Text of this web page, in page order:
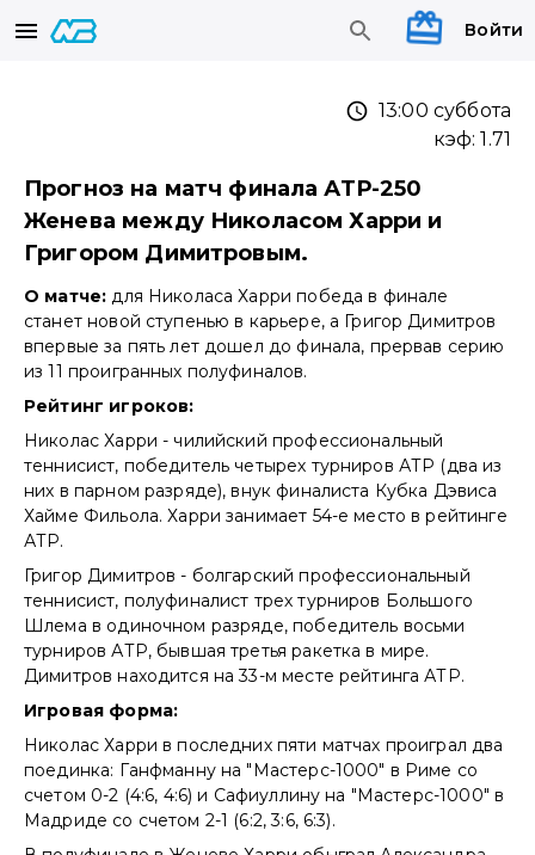
Войти
13:00 суббота
кэф:1.71
Прогноз на матч финала АТР-250
Женева между Николасом Харри и
Григором Димитровым.
О матче: для Николаса Харри победа в финале
станет новой ступенью в карьере, а Григор Димитров
впервые за пять лет дошел до финала, прервав серию
из 11 проигранных полуфиналов.
Рейтинг игроков:
Николас Харри - чилийский профессиональный
теннисист, победитель четырех турниров АТР (два из
них в парном разряде), внук финалиста Кубка Дэвиса
Хайме Фильола. Харри занимает 54-е место в рейтинге
АТР.
Григор Димитров - болгарский профессиональный
теннисист, полуфиналист трех турниров Большого
Шлема в одиночном разряде, победитель восьми
турниров АТР, бывшая третья ракетка в мире.
Димитров находится на 33-м месте рейтинга АТР.
Игровая форма:
Николас Харри в последних пяти матчах проиграл два
поединка: Ганфманну на "Мастерс-1000" в Риме со
счетом 0-2 (4:6, 4:6) и Сафиуллину на "Мастерс-1000" в
Мадриде со счетом 2-1 (6:2, 3:6, 6:3).